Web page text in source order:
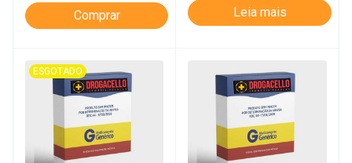
Comprar Leia mais
ESGOTADO